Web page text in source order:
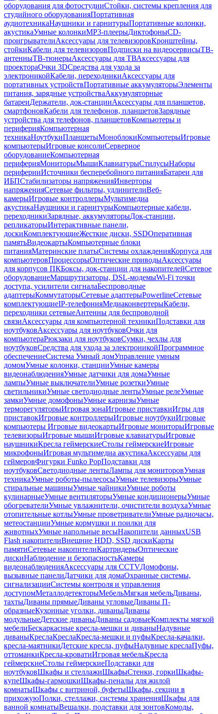
оборудования для фотостудииСтойки, системы крепления для
студийного оборудованияПортативная
аудиотехникаНаушники и гарнитурыПортативные колонки,
акустикаУмные колонкиMP3-плеерыДиктофоныCD-
проигрывателиАксессуары для телевизоровКронштейны,
стойкиКабели для телевизоровПодписки на видеосервисыТВ-
антенныТВ-тюнерыАксессуары для ТВАксессуары для
проектораОчки 3DСредства для ухода за
электроникойКабели, переходникиАксессуары для
портативных устройствПортативные аккумуляторыЭлементы
питания, зарядные устройстваАккумуляторные
батареиДержатели, док-станцииАксессуары для планшетов,
смартфоновКабели для телефонов, планшетовЗарядные
устройства для телефонов, планшетовКомпьютеры и
периферияКомпьютерная
техникаНоутбукиПланшетыМоноблокиКомпьютерыИгровые
компьютерыИгровые консолиСерверное
оборудованиеКомпьютерная
периферияМониторыМышиКлавиатурыСтилусыНаборы
периферииИсточники бесперебойного питанияБатареи для
ИБПСтабилизаторы напряженияИнверторы
напряженияСетевые фильтры, удлинителиВеб-
камерыИгровые контроллерыМультимедиа
акустикаНаушники и гарнитурыКомпьютерные кабели,
переходникиЗарядные, аккумуляторыДок-станции,
репликаторыИнтерактивные панели,
доскиКомплектующиеЖесткие диски, SSDОперативная
памятьВидеокартыКомпьютерные блоки
питанияМатеринские платыСистемы охлажденияКорпуса для
компьютеровПроцессорыОптические приводыАксессуары
для корпусов ПКБоксы, док-станции для накопителейСетевое
оборудованиеМаршрутизаторы, DSL-модемыWi-Fi точки
доступа, усилители сигналаБеспроводные
адаптерыКоммутаторыСетевые адаптерыPowerlineСетевые
комплектующиеIP-телефонияМедиаконвертерыКабели,
переходники сетевыеАнтенны для беспроводной
связиАксессуары для компьютерной техникиПодставки для
ноутбуковАксессуары для ноутбуковОчки для
компьютераРюкзаки для ноутбуковСумки, чехлы для
ноутбуковСредства для ухода за электроникойПрограммное
обеспечениеСистема Умный домУправление умным
домомУмные колонки, станцииУмные камеры
видеонаблюденияУмные датчики для домаУмные
лампыУмные выключателиУмные розеткиУмные
светильникиУмные светодиодные лентыУмные релеУмные
замкиУмные домофоныУмные карнизыУмные
терморегуляторыИгровая зонаИгровые приставкиИгры для
приставокИгровые контроллерыИгровые ноутбукиИгровые
компьютеры Игровые видеокартыИгровые мониторыИгровые
телевизорыИгровые мышиИгровые клавиатурыИгровые
наушникиКресла геймерскиеСтолы геймерскиеИгровые
микрофоныИгровая мультимедиа акустикаАксессуары для
геймеровФигурки Funko PopПодставки для
ноутбуковСветодиодные лентыЛампы для мониторовУмная
техникаУмные роботы-пылесосыУмные телевизорыУмные
стиральные машиныУмные чайникиУмные роботы
кулинарныеУмные вентиляторыУмные кондиционерыУмные
обогревателиУмные увлажнители, очистители воздухаУмные
отопительные котлыУмные проветривателиУмные радиочасы,
метеостанцииУмные кормушки и поилки для
животныхУмные напольные весыНакопители данныхUSB
Flash накопителиВнешние HDD, SSD дискиКарты
памятиСетевые накопителиКартридерыОптические
дискиНаблюдение и безопасностьКамеры
видеонаблюденияАксессуары для CCTVДомофоны,
вызывные панелиДатчики для домаОхранные системы,
сигнализацииСистемы контроля и управления
доступомМеталлодетекторыМебельМягкая мебельДиваны,
тахтыДиваны прямыеДиваны угловыеДиваны П-
образныеКухонные уголки, диваныДиваны
модульныеДетские диваныДиваны садовыеКомплекты мягкой
мебелиБескаркасные кресла-мешки и диваныНадувные
диваныКреслаКреслаКресла-мешки и пуфыКресла-качалки,
кресла-маятникиДетские кресла, пуфыНадувные креслаПуфы,
оттоманкиКресла-кроватиИгровая мебельКресла
геймерскиеСтолы геймерскиеПодставки для
ноутбуковШкафы и стеллажиШкафыСтенки, горкиШкафы-
купеШкафы-гармошкиШкафы-пеналы для жилой
комнатыШкафы с витриной, буфетыШкафы, секции в
прихожуюПолки, стеллажи, системы храненияШкафы для
ванной комнатыВешалки, подставки для зонтовКомоды,